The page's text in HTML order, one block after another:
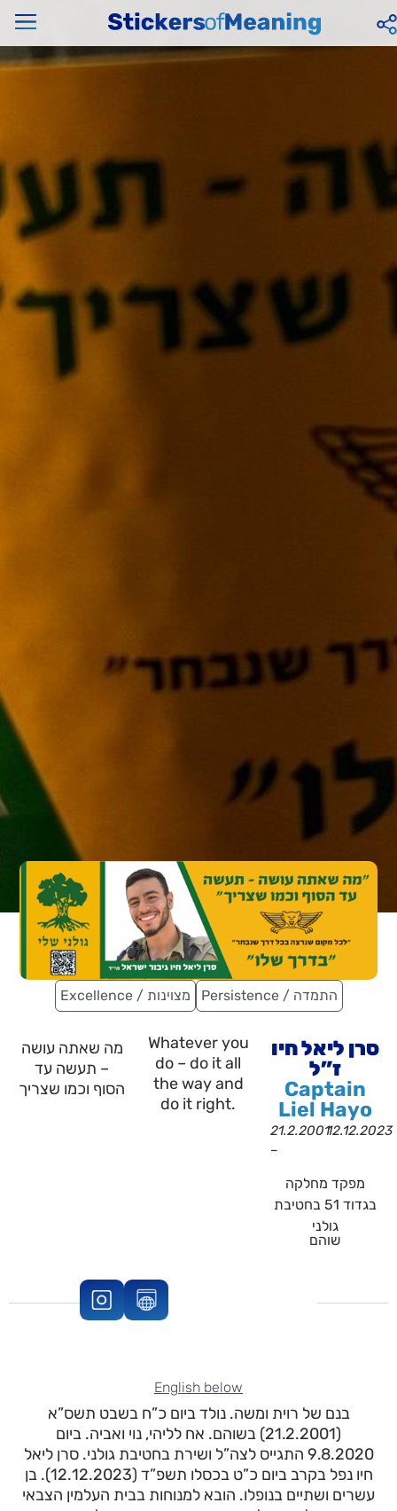
Excellence / מצוינות Persistence / התמדה
Whatever you
do – do it all
the way and
do it right.
סרן ליאל חיו
ז”ל
Captain
Liel Hayo
21.2.2001
–
12.12.2023
מפקד מחלקה
בגדוד 51 בחטיבת
גולני
שוהם
מה שאתה עושה
– תעשה עד
הסוף וכמו שצריך
English below
בנם של רוית ומשה. נולד ביום כ”ח בשבט תשס”א
(21.2.2001) בשוהם. אח לליהי, נוי ואביה. ביום
9.8.2020 התגייס לצה”ל ושירת בחטיבת גולני. סרן ליאל
חיו נפל בקרב ביום כ”ט בכסלו תשפ”ד (12.12.2023). בן
עשרים ושתיים בנופלו. הובא למנוחות בבית העלמין הצבאי